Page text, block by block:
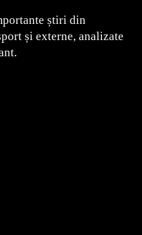
știri din
și externe, analizate